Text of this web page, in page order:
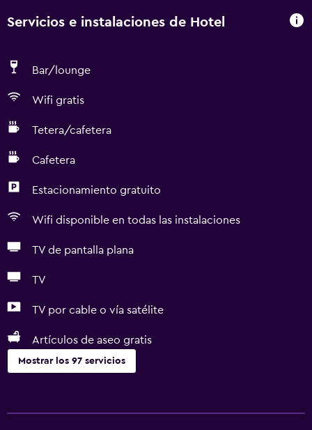
Servicios e instalaciones de Hotel
Bar/lounge
Wifi gratis
Tetera/cafetera
Cafetera
Estacionamiento gratuito
Wifi disponible en todas las instalaciones
TV de pantalla plana
TV
TV por cable o vía satélite
Artículos de aseo gratis
Mostrar los 97 servicios
Habitaciones familiares